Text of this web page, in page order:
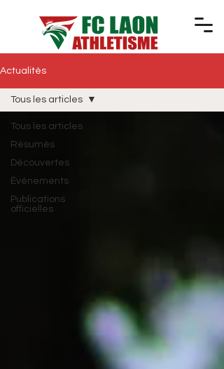
Actualités
Tous les articles
Résumés
Découvertes
Événements
Publications
officielles
Tous les articles